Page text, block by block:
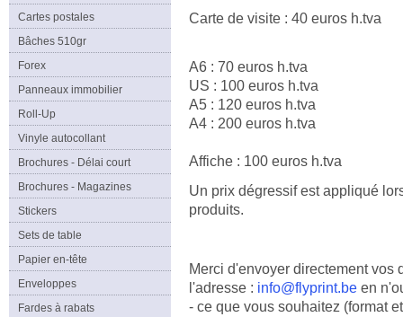
Cartes postales
Bâches 510gr
Forex
Panneaux immobilier
Roll-Up
Vinyle autocollant
Brochures - Délai court
Brochures - Magazines
Stickers
Sets de table
Papier en-tête
Enveloppes
Fardes à rabats
Carte de visite : 40 euros h.tva
A6 : 70 euros h.tva
US : 100 euros h.tva
A5 : 120 euros h.tva
A4 : 200 euros h.tva
Affiche : 100 euros h.tva
Un prix dégressif est appliqué
produits.
Merci d'envoyer directement vos
l'adresse : info@flyprint.be en
- ce que vous souhaitez (format